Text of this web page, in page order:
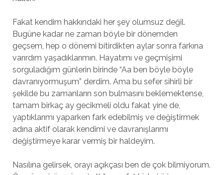
Fakat kendim hakkındaki her şey olumsuz değil.
Bugüne kadar ne zaman böyle bir dönemden
geçsem, hep o dönemi bitirdikten aylar sonra farkına
varırdım yaşadıklarımın. Hayatımı ve geçmişimi
sorguladığım günlerin birinde “Aa ben böyle böyle
davranıyormuşum” derdim. Ama bu sefer sihirli bir
şekilde bu zamanların son bulmasını beklemektense,
tamam birkaç ay gecikmeli oldu fakat yine de,
yaptıklarımı yaparken fark edebilmiş ve değiştirmek
adına aktif olarak kendimi ve davranışlarımı
değiştirmeye karar vermiş bir haldeyim.
Nasılına gelirsek, orayı açıkçası ben de çok bilmiyorum.